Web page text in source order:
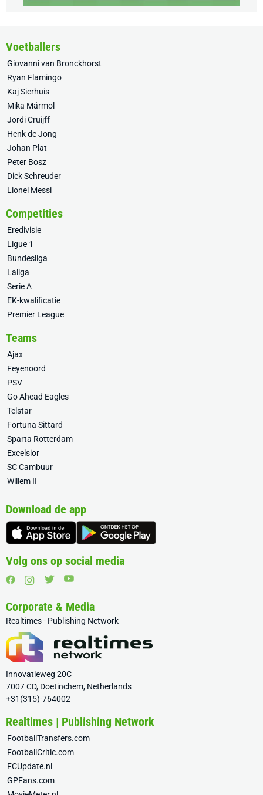
Voetballers
Giovanni van Bronckhorst
Ryan Flamingo
Kaj Sierhuis
Mika Mármol
Jordi Cruijff
Henk de Jong
Johan Plat
Peter Bosz
Dick Schreuder
Lionel Messi
Competities
Eredivisie
Ligue 1
Bundesliga
Laliga
Serie A
EK-kwalificatie
Premier League
Teams
Ajax
Feyenoord
PSV
Go Ahead Eagles
Telstar
Fortuna Sittard
Sparta Rotterdam
Excelsior
SC Cambuur
Willem II
Download de app
Volg ons op social media
Corporate & Media
Realtimes - Publishing Network
Innovatieweg 20C
7007 CD, Doetinchem, Netherlands
+31(315)-764002
Realtimes | Publishing Network
FootballTransfers.com
FootballCritic.com
FCUpdate.nl
GPFans.com